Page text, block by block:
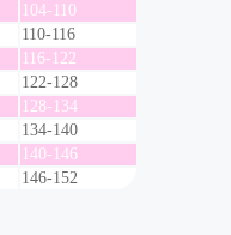
104-110
110-116
116-122
122-128
128-134
134-140
140-146
146-152